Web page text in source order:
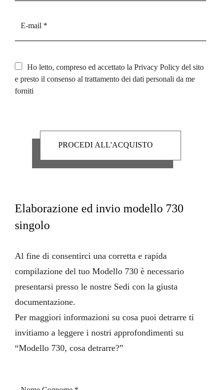
Ho letto, compreso ed accettato la Privacy Policy del sito
e presto il consenso al trattamento dei dati personali da me
forniti
Elaborazione ed invio modello 730
singolo
Al fine di consentirci una corretta e rapida
compilazione del tuo Modello 730 è necessario
presentarsi presso le nostre Sedi con la giusta
documentazione.
Per maggiori informazioni su cosa puoi detrarre ti
invitiamo a leggere i nostri approfondimenti su
“Modello 730, cosa detrarre?”